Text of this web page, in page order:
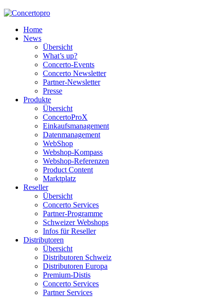
Home
News
Übersicht
What’s up?
Concerto-Events
Concerto Newsletter
Partner-Newsletter
Presse
Produkte
Übersicht
ConcertoProX
Einkaufsmanagement
Datenmanagement
WebShop
Webshop-Kompass
Webshop-Referenzen
Product Content
Marktplatz
Reseller
Übersicht
Concerto Services
Partner-Programme
Schweizer Webshops
Infos für Reseller
Distributoren
Übersicht
Distributoren Schweiz
Distributoren Europa
Premium-Distis
Concerto Services
Partner Services